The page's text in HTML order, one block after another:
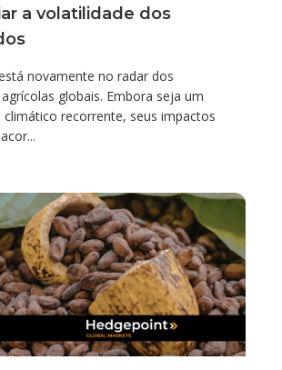
a volatilidade dos
novamente no radar dos
globais. Embora seja um
recorrente, seus impactos